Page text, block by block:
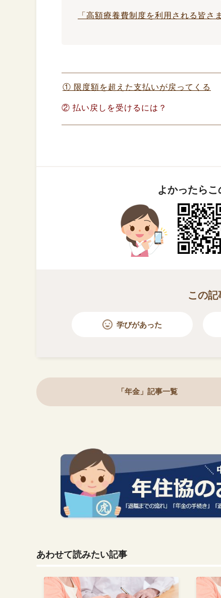
「高額療養費制度を利用される皆さ
① 限度額を超えた支払いが戻ってくる
② 払い戻しを受けるには？
よかったら
この記
学びがあった
「年金」記事一覧
あわせて読みたい記事